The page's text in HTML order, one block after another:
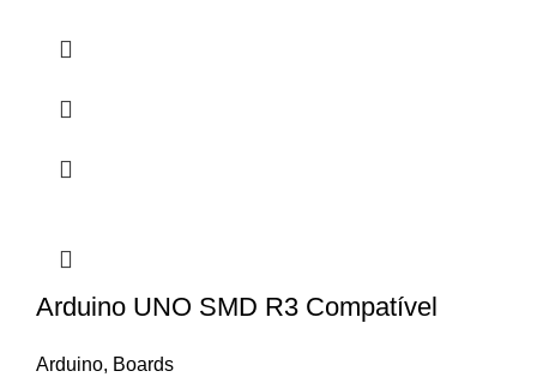
Arduino UNO SMD R3 Compatível
Arduino, Boards